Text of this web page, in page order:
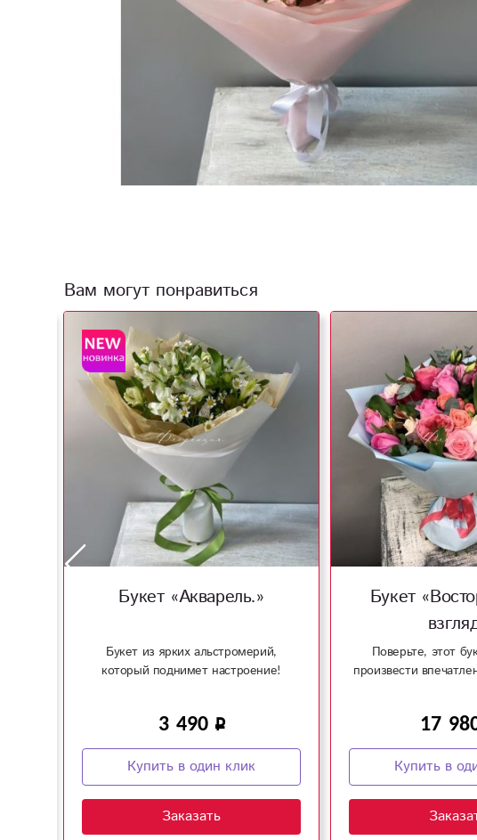
Вам могут понравиться
Букет «Акварель.»
Букет из ярких альстромерий,
который поднимет настроение!
3 490
Купить в один клик
Заказать
Букет
Поверьте, этот
произвести
17
Купить в